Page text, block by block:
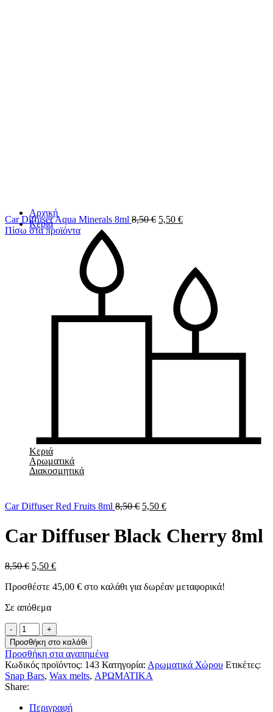
Αρχική
Κεριά
Κεριά
Αρωματικά
Διακοσμητικά
Car Diffuser Aqua Minerals 8ml 8,50€ 5,50 €
Πίσω στα προϊόντα
Car Diffuser Red Fruits 8ml 8,50€ 5,50 €
Car Diffuser Black Cherry 8ml
8,50€ 5,50 €
Προσθέστε 45,00 € στο καλάθι για δωρέαν μεταφορικά!
Σε απόθεμα
Car
Diffuser
Black
Cherry
8ml
ποσότητα
Προσθήκη στο καλάθι
Προσθήκη στα αγαπημένα
Κωδικός προϊόντος: 143 Κατηγορία: Αρωματικά Χώρου Ετικέτες:
Snap Bars, Wax melts, ΑΡΩΜΑΤΙΚΑ
Share:
Περιγραφή